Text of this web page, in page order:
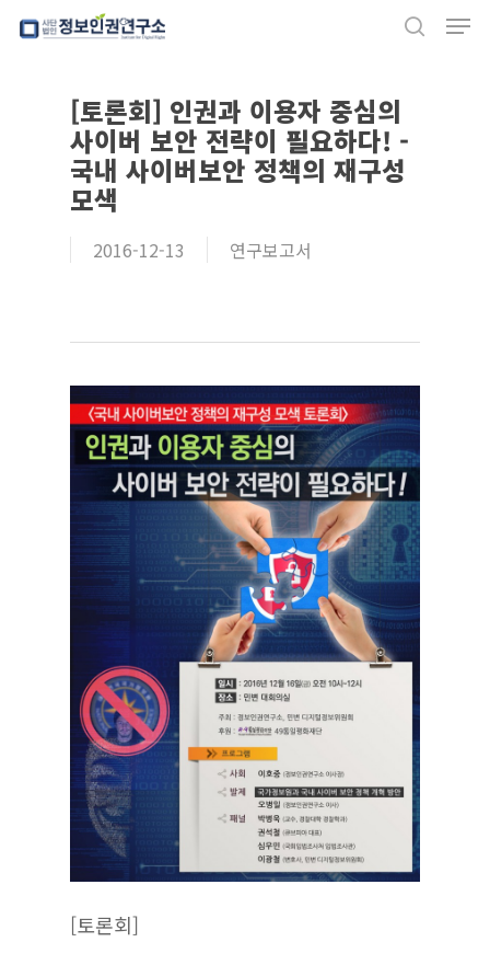
Skip
content[토론회] 인권과 이용자 중심의
사이버 보안 전략이 필요하다! -
국내 사이버보안 정책의 재구성
모색
2016-12-13 연구보고서
[토론회]